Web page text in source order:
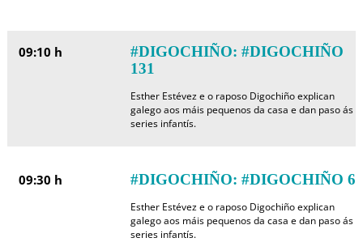
09:10 h
#DIGOCHIÑO: #DIGOCHIÑO
131
Esther Estévez e o raposo Digochiño explican
galego aos máis pequenos da casa e dan paso ás
series infantís.
09:30 h #DIGOCHIÑO: #DIGOCHIÑO 68
Esther Estévez e o raposo Digochiño explican
galego aos máis pequenos da casa e dan paso ás
series infantís.